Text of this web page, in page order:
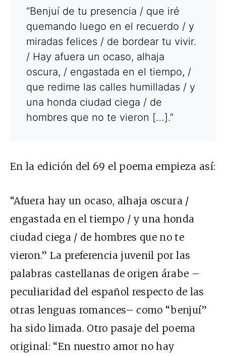
“Benjuí de tu presencia / que iré
quemando luego en el recuerdo / y
miradas felices / de bordear tu vivir.
/ Hay afuera un ocaso, alhaja
oscura, / engastada en el tiempo, /
que redime las calles humilladas / y
una honda ciudad ciega / de
hombres que no te vieron […].”
En la edición del 69 el poema empieza así:
“Afuera hay un ocaso, alhaja oscura /
engastada en el tiempo / y una honda
ciudad ciega / de hombres que no te
vieron.” La preferencia juvenil por las
palabras castellanas de origen árabe –
peculiaridad del español respecto de las
otras lenguas romances– como “benjuí”
ha sido limada. Otro pasaje del poema
original: “En nuestro amor no hay